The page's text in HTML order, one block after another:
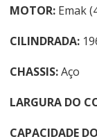
MOTOR:Emak
CILINDRADA:
CHASSIS:Aço
LARGURA DO
CAPACIDADE